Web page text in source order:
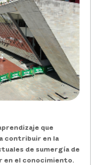
que
contribuir en la
de sumergía de
en el conocimiento.